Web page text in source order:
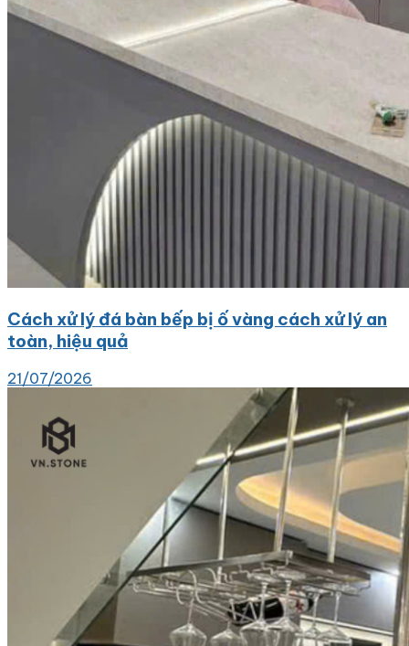
Cách xử lý đá bàn bếp bị ố vàng cách xử lý an
toàn, hiệu quả
21/07/2026